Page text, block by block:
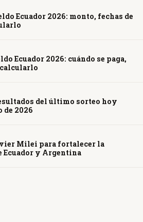
Ecuador 2026: monto, fechas de
Ecuador 2026: cuándo se paga,
del último sorteo hoy
de 2026
Milei para fortalecer la
Ecuador y Argentina